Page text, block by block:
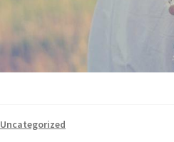
Uncategorized